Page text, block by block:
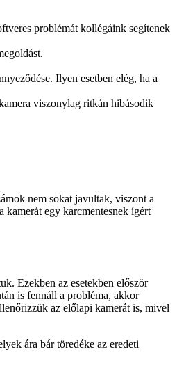
problémát kollégáink segítenek
Ilyen esetben elég, ha a
viszonylag ritkán hibásodik
nem sokat javultak, viszont a
egy karcmentesnek ígért
Ezekben az esetekben először
is fennáll a probléma, akkor
az előlapi kamerát is, mivel
ára bár töredéke az eredeti